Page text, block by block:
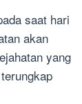
saat hari
akan
yang